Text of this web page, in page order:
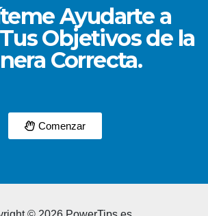
Ayudarte a
Objetivos de la
Correcta.
Comenzar